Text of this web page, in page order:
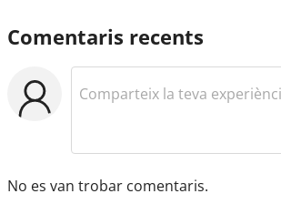
Comentaris recents
No es van trobar comentaris.